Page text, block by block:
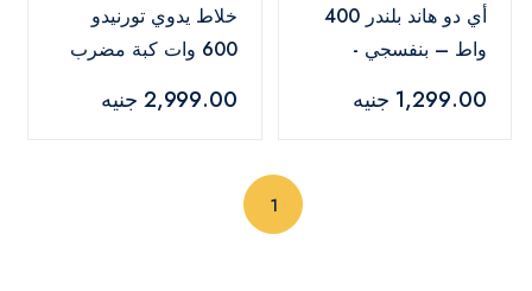
أي دو هاند بلندر 400
واط – بنفسجي -
1,299.00 جنيه
خلاط يدوي تورنيدو
600 وات كبة مضرب
600WBT
2,999.00 جنيه
1